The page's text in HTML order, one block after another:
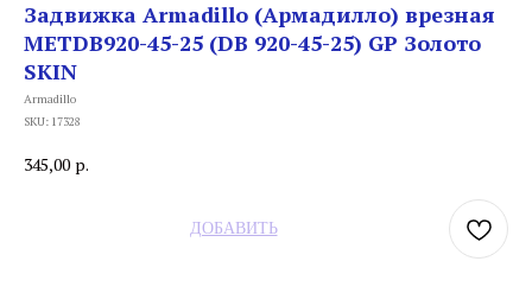
Задвижка Armadillo (Армадилло) врезная
METDB920-45-25 (DB 920-45-25) GP Золото
SKIN
Armadillo
SKU: 17328
345,00 р.
ДОБАВИТЬ